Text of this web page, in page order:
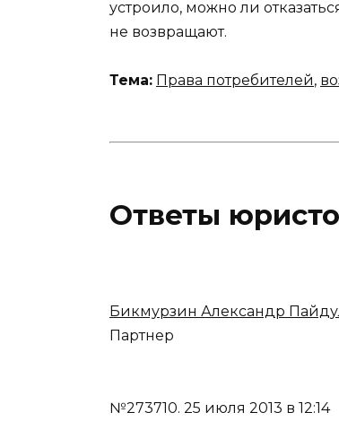
устроило, можно ли
не возвращают.
Тема: Права потребителей,
Ответы
Бикмурзин Александр
Партнер
№273710. 25 июля 2013 в 12:14